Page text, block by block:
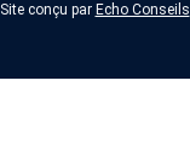
Site conçu par Echo Conseils